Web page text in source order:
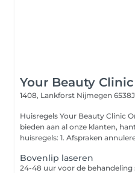
Your Beauty Clinic
1408, Lankforst Nijmegen
Huisregels Your Beauty Clinic Om de beste service te kunnen
bieden aan al onze klanten,
huisregels: 1. Afspraken
Bovenlip laseren